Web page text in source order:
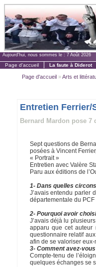
Aujourd'hui, nous sommes le : 7 Août 2026
Page d'accueil La faute à Diderot
Page d'accueil»Arts et
Entretien Ferrier/
Bernard Mardon pose
Sept questions de
posées à Vincent
« Portrait »
Entretien avec Valère
Paru aux éditions de
1- Dans quelles
J’avais entendu parler
départementale du
2- Pourquoi avoir
J’avais déjà lu
apparu que cet auteur
questionnaire relatif
afin de se valoriser
3- Comment avez-
Compte-tenu de
quelques échanges se